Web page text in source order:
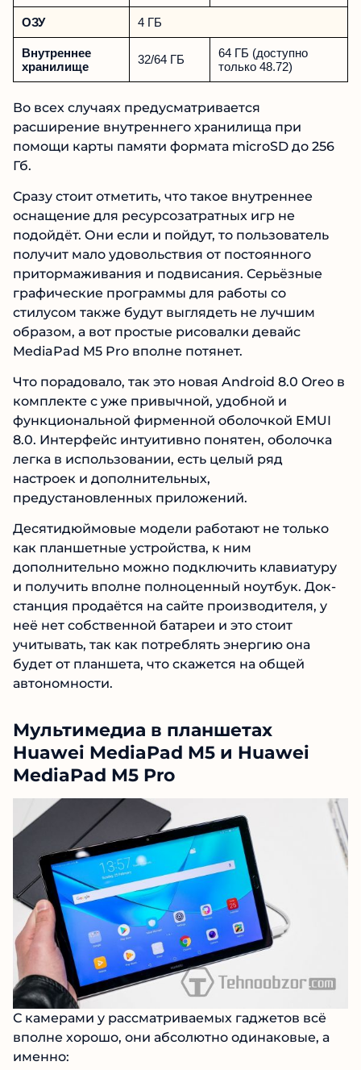
ОЗУ 4 ГБ
Внутреннее
хранилище
32/64 ГБ
64 ГБ (доступно
только 48.72)
Во всех случаях предусматривается
расширение внутреннего хранилища при
помощи карты памяти формата microSD до 256
Гб.
Сразу стоит отметить, что такое внутреннее
оснащение для ресурсозатратных игр не
подойдёт. Они если и пойдут, то пользователь
получит мало удовольствия от постоянного
притормаживания и подвисания. Серьёзные
графические программы для работы со
стилусом также будут выглядеть не лучшим
образом, а вот простые рисовалки девайс
MediaPad M5 Pro вполне потянет.
Что порадовало, так это новая Android 8.0 Oreo в
комплекте с уже привычной, удобной и
функциональной фирменной оболочкой EMUI
8.0. Интерфейс интуитивно понятен, оболочка
легка в использовании, есть целый ряд
настроек и дополнительных,
предустановленных приложений.
Десятидюймовые модели работают не только
как планшетные устройства, к ним
дополнительно можно подключить клавиатуру
и получить вполне полноценный ноутбук. Док-
станция продаётся на сайте производителя, у
неё нет собственной батареи и это стоит
учитывать, так как потреблять энергию она
будет от планшета, что скажется на общей
автономности.
Мультимедиа в планшетах
Huawei MediaPad M5 и Huawei
MediaPad M5 Pro
С камерами у рассматриваемых гаджетов всё
вполне хорошо, они абсолютно одинаковые, а
именно: